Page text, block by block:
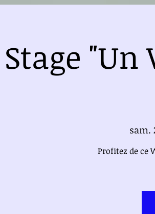
Stage
sam.
Profitez de ce